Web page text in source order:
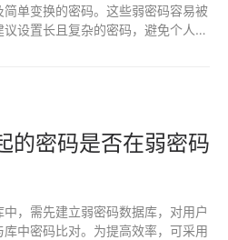
单变换的密码。这些弱密码容易被
设置长且复杂的密码，避免个人信
的密码是否在弱密码
，需先建立弱密码数据库，对用户
中密码比对。为提高效率，可采用